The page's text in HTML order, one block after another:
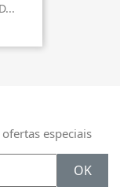
especiais